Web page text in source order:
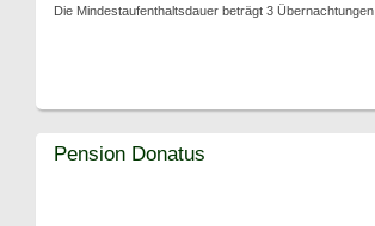
Die Mindestaufenthaltsdauer beträgt 3 Übernachtungen.
Pension Donatus